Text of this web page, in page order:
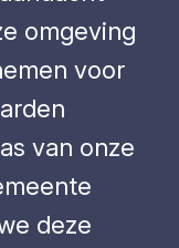
omgeving
voor
van onze
deze